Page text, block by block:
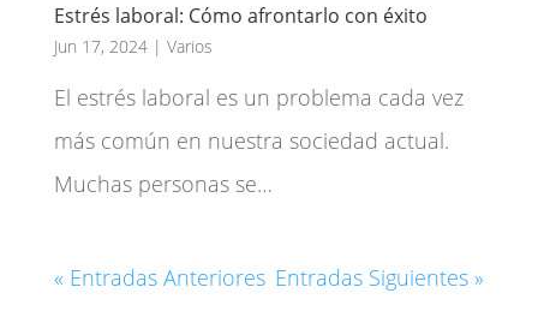
Estrés laboral: Cómo afrontarlo con éxito
Jun 17, 2024| Varios
El estrés laboral es un problema cada vez
más común en nuestra sociedad actual.
Muchas personas se…
« Entradas Anteriores Entradas Siguientes »